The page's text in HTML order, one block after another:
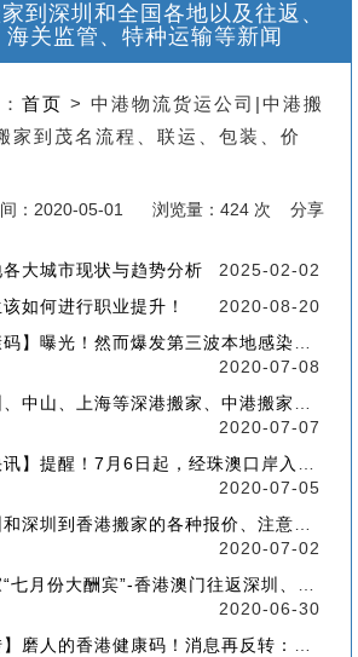
到深圳和全国各地以及往返、
关监管、特种运输等新闻
首页 > 中港物流货运公司|中港搬
家到茂名流程、联运、包装、价
：2020-05-01 浏览量：424 次 分享
大城市现状与趋势分析
2025-02-02
如何进行职业提升！
2020-08-20
光！然而爆发第三波本地感染，或再推迟启用！
2020-07-08
上海等深港搬家、中港搬家的業務範圍、技術保障
2020-07-07
提醒！7月6日起，经珠澳口岸入境有新变化！
2020-07-05
搬家的各种报价、注意事项和派送价格【深港搬家价格查询】
2020-07-02
宾”-香港澳门往返深圳、珠海、中山、广州等中港澳搬屋搬家
2020-06-30
人的香港健康码！消息再反转：或下周一启用！